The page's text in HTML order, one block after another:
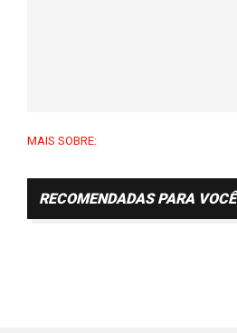
MAIS SOBRE:
RECOMENDADAS PARA VOCÊ